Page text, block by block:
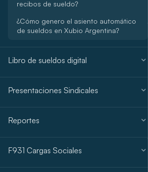
recibos de sueldo?
¿Cómo genero el asiento automático
de sueldos en Xubio Argentina?
Libro de sueldos digital expand_more
Presentaciones Sindicales expand_more
Reportes expand_more
F931 Cargas Sociales expand_more